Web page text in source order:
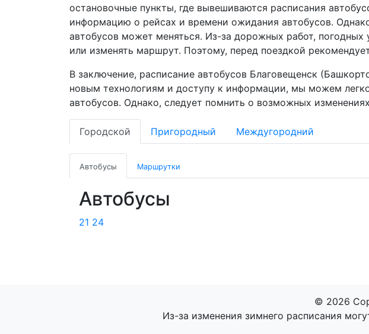
остановочные пункты, где вывешиваются расписания
информацию о рейсах и времени ожидания автобусов.
автобусов может меняться. Из-за дорожных работ,
или изменять маршрут. Поэтому, перед поездкой
В заключение, расписание автобусов Благовещенск
новым технологиям и доступу к информации, мы можем
автобусов. Однако, следует помнить о возможных
Городской Пригородный Междугородний
Автобусы Маршрутки
Автобусы
21 24
© 2026
Из-за изменения зимнего расписания